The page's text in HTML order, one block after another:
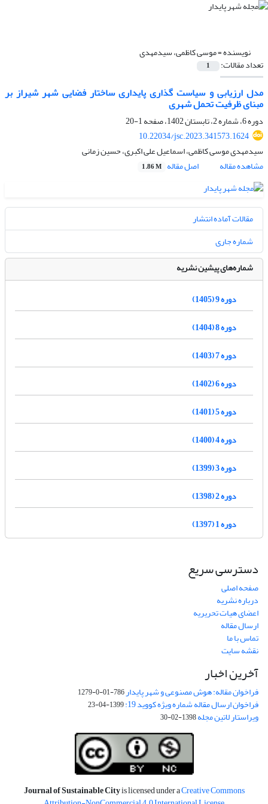
نویسنده =موسی کاظمی، سیدمهدی
تعداد مقالات: 1
مدل ارزیابی و سیاست گذاری پایداری ساختار فضایی شهر شیراز بر
مبنای ظرفیت تحمل شهری
دوره 6، شماره 2، تابستان 1402، صفحه
1-20
10.22034/jsc.2023.341573.1624
سیدمهدی موسی کاظمی، اسماعیل علی اکبری، حسین زمانی
مشاهده مقاله
اصل مقاله 1.86 M
مقالات آماده انتشار
شماره جاری
شماره‌های پیشین نشریه
دوره 9 (1405)
دوره 8 (1404)
دوره 7 (1403)
دوره 6 (1402)
دوره 5 (1401)
دوره 4 (1400)
دوره 3 (1399)
دوره 2 (1398)
دوره 1 (1397)
دسترسی سریع
صفحه اصلی
درباره نشریه
اعضای هیات تحریریه
ارسال مقاله
تماس با ما
نقشه سایت
آخرین اخبار
فراخوان مقاله: هوش مصنوعی و شهر پایدار786-01-0-1279
فراخوان ارسال مقاله شماره ویژه کووید 19: 1399-04-23
ویراستار لاتین مجله1398-02-30
Journal of Sustainable Cityis licensed under aCreative Commons